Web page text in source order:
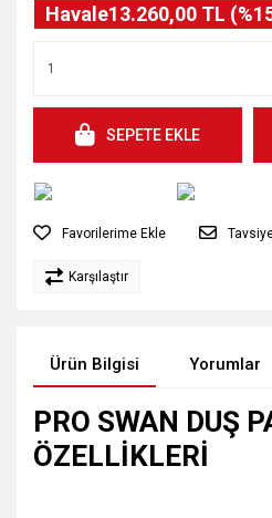
Havale13.260,00 TL
SEPETE EKLE
Karşılaştır
Ürün Bilgisi Yorumlar
PRO SWAN DUŞ
ÖZELLİKLERİ